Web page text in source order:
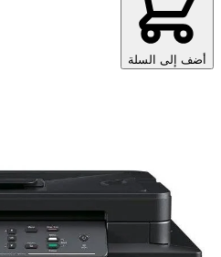
أضف إلى السلة